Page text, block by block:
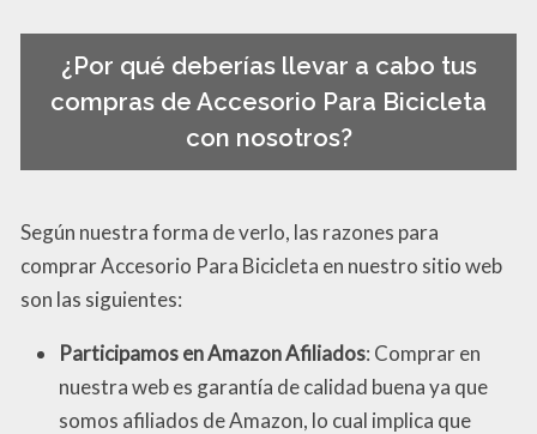
¿Por qué deberías llevar a cabo tus
compras de Accesorio Para Bicicleta
con nosotros?
Según nuestra forma de verlo, las razones para
comprar Accesorio Para Bicicleta en nuestro sitio web
son las siguientes:
Participamos en Amazon Afiliados: Comprar en
nuestra web es garantía de calidad buena ya que
somos afiliados de Amazon, lo cual implica que